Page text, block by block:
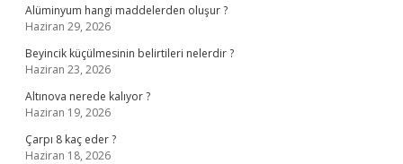
Alüminyum hangi maddelerden oluşur ?
Haziran 29, 2026
Beyincik küçülmesinin belirtileri nelerdir ?
Haziran 23, 2026
Altınova nerede kalıyor ?
Haziran 19, 2026
Çarpı 8 kaç eder ?
Haziran 18, 2026